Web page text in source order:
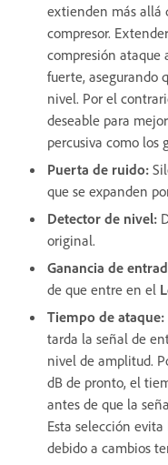
extienden más allá
compresor.
compresión ataque
fuerte, asegurando
nivel. Por el
deseable para
percusiva como los
Puerta de ruido:
que se expanden
Detector de nivel:
original.
Ganancia de
de que entre en el
Tiempo de ataque:
tarda la señal de
nivel de amplitud.
dB de pronto, el
antes de que la
Esta selección
debido a cambios